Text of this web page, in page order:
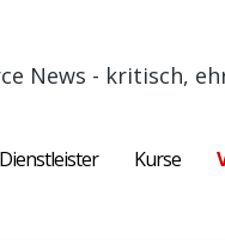
News - kritisch,
Dienstleister Kurse